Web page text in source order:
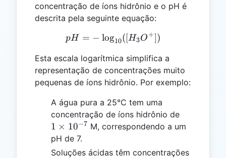
concentração de íons hidrônio e o pH é
descrita pela seguinte equação:
pH = -
pH = − log10([H3O+])
Esta escala logarítmica simplifica a
representação de concentrações muito
pequenas de íons hidrônio. Por exemplo:
A água pura a 25°C tem uma
concentração de íons hidrônio de
\times
1 × 10−7 M, correspondendo a um
pH de 7.
Soluções ácidas têm concentrações